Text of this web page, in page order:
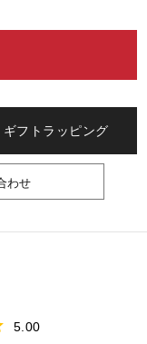
ギフトラッピング
わせ
5.00